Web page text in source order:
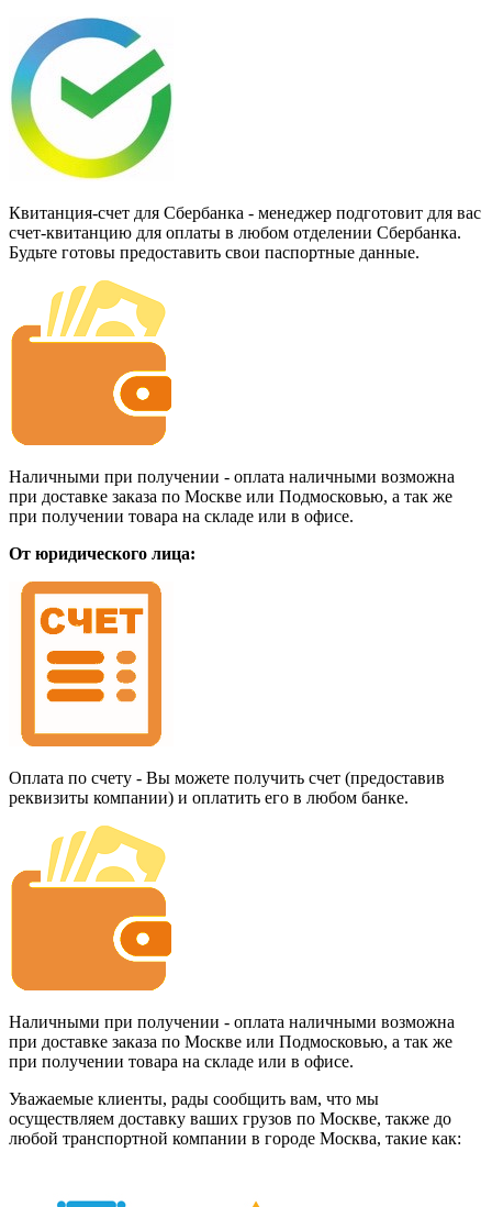
Квитанция-счет для Сбербанка - менеджер подготовит для вас
счет-квитанцию для оплаты в любом отделении Сбербанка.
Будьте готовы предоставить свои паспортные данные.
Наличными при получении - оплата наличными возможна
при доставке заказа по Москве или Подмосковью, а так же
при получении товара на складе или в офисе.
От юридического лица:
Оплата по счету - Вы можете получить счет (предоставив
реквизиты компании) и оплатить его в любом банке.
Наличными при получении - оплата наличными возможна
при доставке заказа по Москве или Подмосковью, а так же
при получении товара на складе или в офисе.
Уважаемые клиенты, рады сообщить вам, что мы
осуществляем доставку ваших грузов по Москве, также до
любой транспортной компании в городе Москва, такие как: